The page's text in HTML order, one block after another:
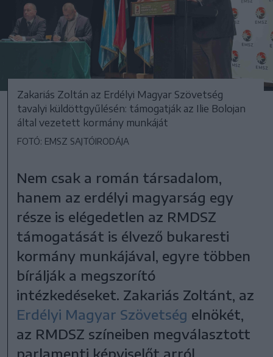
Zakariás Zoltán az Erdélyi Magyar Szövetség
tavalyi küldöttgyűlésén: támogatják az Ilie Bolojan
által vezetett kormány munkáját
FOTÓ: EMSZ SAJTÓIRODÁJA
Nem csak a román társadalom,
hanem az erdélyi magyarság egy
része is elégedetlen az RMDSZ
támogatását is élvező bukaresti
kormány munkájával, egyre többen
bírálják a megszorító
intézkedéseket. Zakariás Zoltánt, az
Erdélyi Magyar Szövetség elnökét,
az RMDSZ színeiben megválasztott
parlamenti képviselőt arról